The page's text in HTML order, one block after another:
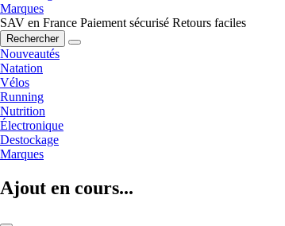
Marques
SAV en France Paiement sécurisé Retours faciles
Rechercher
Nouveautés
Natation
Vélos
Running
Nutrition
Électronique
Destockage
Marques
Ajout en cours...